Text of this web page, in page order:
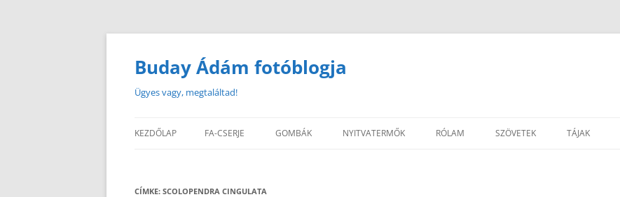
Buday Ádám fotóblogja
Ügyes vagy, megtaláltad!
KEZDŐLAP FA-CSERJE GOMBÁK NYITVATERMŐK RÓLAM SZÖVETEK TÁJAK
CÍMKE: SCOLOPENDRA CINGULATA